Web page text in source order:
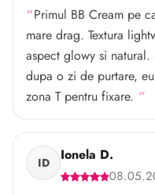
Primul BB Cream pe
mare drag. Textura
aspect glowy si
dupa o zi de purtare,
zona T pentru fixare.
ID Ionela D.